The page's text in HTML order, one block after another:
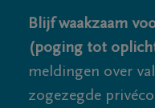
Blijf waakzaam
(poging tot
meldingen over
zogezegde